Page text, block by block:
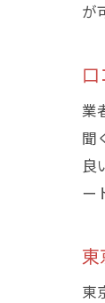
が
業
聞
良
ー
東